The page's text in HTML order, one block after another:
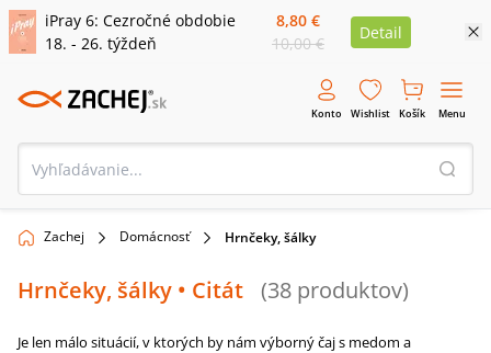
iPray 6: Cezročné obdobie
18. - 26. týždeň
8,80 €
10,00 €
Detail
Konto Wishlist Košík Menu
Zachej Domácnosť Hrnčeky, šálky
Hrnčeky, šálky • Citát (38 produktov)
Je len málo situácií, v ktorých by nám výborný čaj s medom a